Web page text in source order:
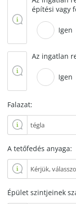
építési vagy
Igen
Az ingatlan
Igen
Falazat:
A tetőfedés anyaga:
Épület szintjeinek